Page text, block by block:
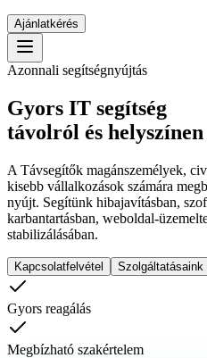
Ajánlatkérés
Azonnali segítségnyújtás
Gyors IT segítség
távolról és helyszínen
A Távsegítők magánszemélyek,
kisebb vállalkozások számára
nyújt. Segítünk hibajavításban,
karbantartásban, weboldal-
stabilizálásában.
Kapcsolatfelvétel Szolgáltatásaink
Gyors reagálás
Megbízható szakértelem